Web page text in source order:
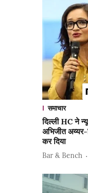
समाचार
दिल्ली HC ने
अभिजीत
कर दिया
Bar & Bench